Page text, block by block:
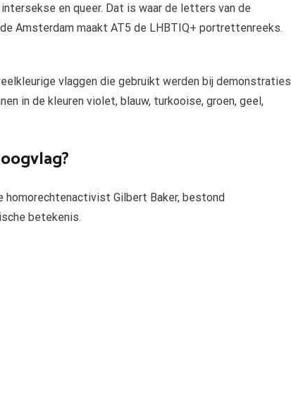
en queer. Dat is waar de letters van de
Amsterdam maakt AT5 de LHBTIQ+ portrettenreeks.
vlaggen die gebruikt werden bij demonstraties
in de kleuren violet, blauw, turkooise, groen, geel,
homorechtenactivist Gilbert Baker, bestond
betekenis.